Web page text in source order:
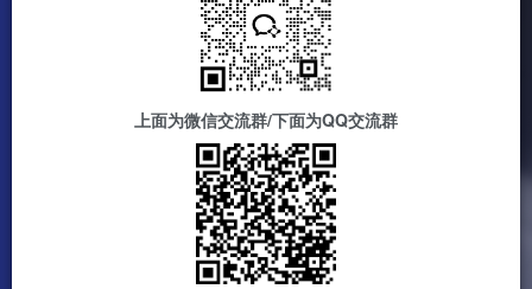
上面为微信交流群/下面为QQ交流群